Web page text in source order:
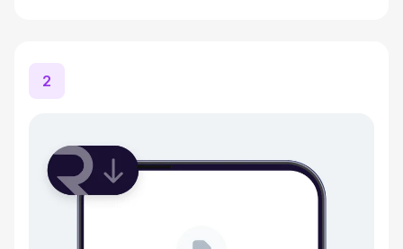
2